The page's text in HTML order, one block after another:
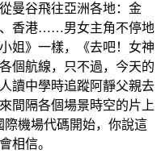
曼谷飛往亞洲各地：金
、香港……男女主角不停地
姐》一樣，《去吧！女神
個航線，只不過，今天的
讀中學時追蹤阿靜父親去
間隔各個場景時空的片上
機場代碼開始，你說這
相信。